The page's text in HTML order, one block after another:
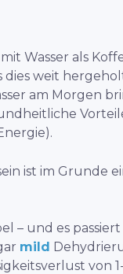
Wasser als
dies weit
am Morgen
ist im Grunde
– und es
mild
von